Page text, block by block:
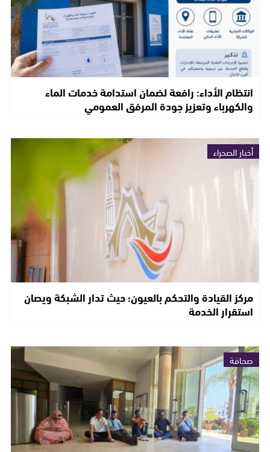
انتظام الأداء: رافعة لضمان استدامة خدمات الماء
والكهرباء وتعزيز جودة المرفق العمومي
أخبار الصحراء
مركز القيادة والتحكم بالعيون؛ حيث تدار الشبكة ويصان
استقرار الخدمة
صحافة